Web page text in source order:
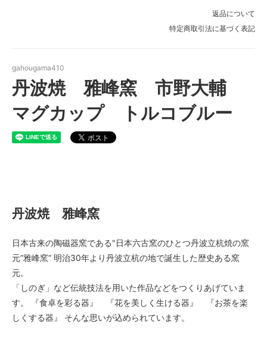
返品について
特定商取引法に基づく表記
gahougama410
丹波焼 雅峰窯 市野大輔
マグカップ トルコブルー
丹波焼 雅峰窯
日本古来の陶磁器窯である"日本六古窯のひとつ丹波立杭焼の窯
元”雅峰窯” 明治30年より丹波立杭の地で誕生した歴史ある窯
元。
「しのぎ」など伝統技法を用いた作品などをつくりあげていま
す。 『食卓を彩る器』 『花を美しく生ける器』 『お茶を楽
しくする器』 そんな思いが込められています。